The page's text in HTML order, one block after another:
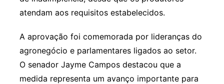
atendam aos requisitos estabelecidos.
A aprovação foi comemorada por lideranças do
agronegócio e parlamentares ligados ao setor.
O senador Jayme Campos destacou que a
medida representa um avanço importante para